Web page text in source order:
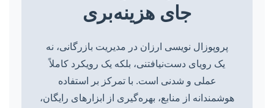
جای هزینه‌بری
پروپوزال نویسی ارزان در مدیریت بازرگانی، نه
یک رویای دست‌نیافتنی، بلکه یک رویکرد کاملاً
عملی و شدنی است. با تمرکز بر استفاده
هوشمندانه از منابع، بهره‌گیری از ابزارهای رایگان،